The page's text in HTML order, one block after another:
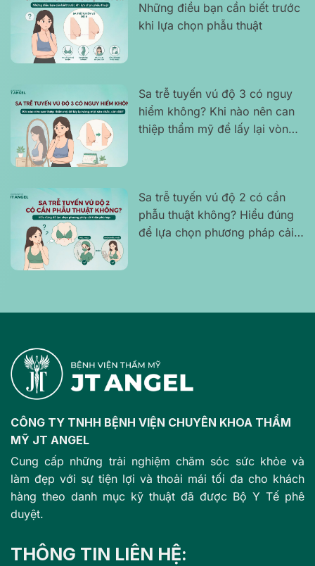
Những điều bạn cần biết trước
khi lựa chọn phẫu thuật
Sa trễ tuyến vú độ 3 có nguy
hiểm không? Khi nào nên can
thiệp thẩm mỹ để lấy lại vòng
Sa trễ tuyến vú độ 2 có cần
phẫu thuật không? Hiểu đúng
để lựa chọn phương pháp cải
CÔNG TY TNHH BỆNH VIỆN CHUYÊN KHOA THẨM
MỸ JT ANGEL
Cung cấp những trải nghiệm chăm sóc sức khỏe và
làm đẹp với sự tiện lợi và thoải mái tối đa cho khách
hàng theo danh mục kỹ thuật đã được Bộ Y Tế phê
duyệt.
THÔNG TIN LIÊN HỆ: